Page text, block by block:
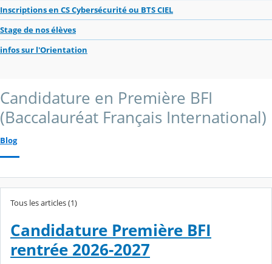
Inscriptions en CS Cybersécurité ou BTS CIEL
Stage de nos élèves
infos sur l'Orientation
Candidature en Première BFI
(Baccalauréat Français International)
Blog
Tous les articles (1)
Candidature Première BFI
rentrée 2026-2027